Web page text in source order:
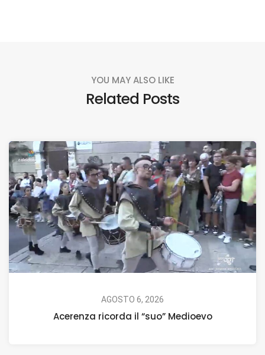
YOU MAY ALSO LIKE
Related Posts
AGOSTO 6, 2026
Acerenza ricorda il “suo” Medioevo